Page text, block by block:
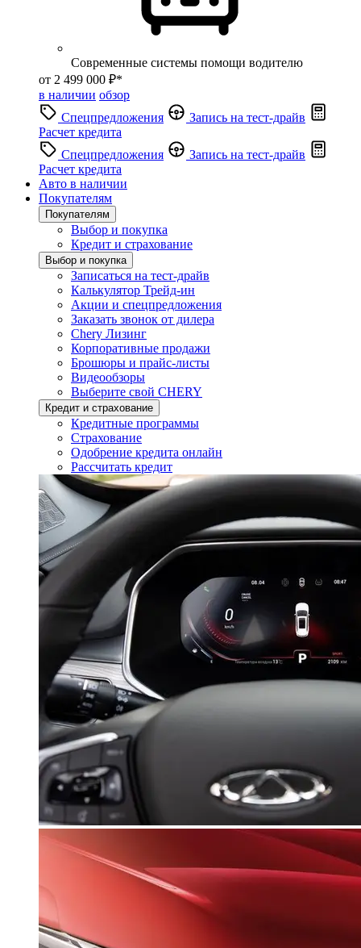
Современные системы помощи водителю
от 2 499 000 ₽*
в наличии обзор
Спецпредложения
Запись на тест-драйв
Расчет кредита
Спецпредложения
Запись на тест-драйв
Расчет кредита
Авто в наличии
Покупателям
Покупателям
Выбор и покупка
Кредит и страхование
Выбор и покупка
Записаться на тест-драйв
Калькулятор Трейд-ин
Акции и спецпредложения
Заказать звонок от дилера
Chery Лизинг
Корпоративные продажи
Брошюры и прайс-листы
Видеообзоры
Выберите свой CHERY
Кредит и страхование
Кредитные программы
Страхование
Одобрение кредита онлайн
Рассчитать кредит